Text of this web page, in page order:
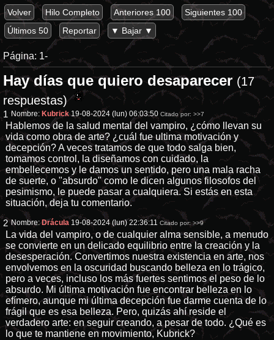
Volver Hilo Completo Anteriores 100
Siguientes 100
Últimos 50
Reportar ▼ Bajar ▼
Página: 1-
Hay días que quiero desaparecer (17
respuestas)
1 Nombre: Kubrick 19-08-2024 (lun) 06:03:50 Citado por:>>7
Hablemos de la salud mental del vampiro, ¿cómo llevan su
vida como obra de arte? ¿cuál fue ultima motivación y
decepción? A veces tratamos de que todo salga bien,
tomamos control, la diseñamos con cuidado, la
embellecemos y le damos un sentido, pero una mala racha
de suerte, o "absurdo" como le dicen algunos filosofos del
pesimismo, le puede pasar a cualquiera. Si estás en esta
situación, deja tu comentario.
2 Nombre:Drácula 19-08-2024 (lun) 22:36:11 Citado por:>>9
La vida del vampiro, o de cualquier alma sensible, a menudo
se convierte en un delicado equilibrio entre la creación y la
desesperación. Convertimos nuestra existencia en arte, nos
envolvemos en la oscuridad buscando belleza en lo trágico,
pero a veces, incluso los más fuertes sentimos el peso de lo
absurdo. Mi última motivación fue encontrar belleza en lo
efímero, aunque mi última decepción fue darme cuenta de lo
frágil que es esa belleza. Pero, quizás ahí reside el
verdadero arte: en seguir creando, a pesar de todo. ¿Qué es
lo que te mantiene en movimiento, Kubrick?